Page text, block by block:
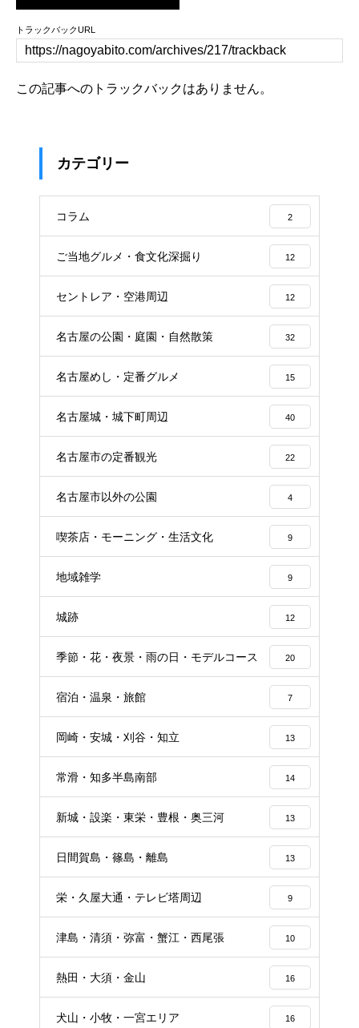
トラックバックURL
この記事へのトラックバックはありません。
カテゴリー
コラム 2
ご当地グルメ・食文化深掘り 12
セントレア・空港周辺 12
名古屋の公園・庭園・自然散策 32
名古屋めし・定番グルメ 15
名古屋城・城下町周辺 40
名古屋市の定番観光 22
名古屋市以外の公園 4
喫茶店・モーニング・生活文化 9
地域雑学 9
城跡 12
季節・花・夜景・雨の日・モデルコース 20
宿泊・温泉・旅館 7
岡崎・安城・刈谷・知立 13
常滑・知多半島南部 14
新城・設楽・東栄・豊根・奥三河 13
日間賀島・篠島・離島 13
栄・久屋大通・テレビ塔周辺 9
津島・清須・弥富・蟹江・西尾張 10
熱田・大須・金山 16
犬山・小牧・一宮エリア 16